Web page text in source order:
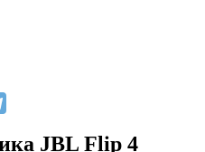
JBL Flip 4